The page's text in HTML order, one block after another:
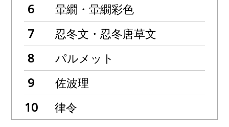
暈繝・暈繝彩色
忍冬文・忍冬唐草文
パルメット
佐波理
律令